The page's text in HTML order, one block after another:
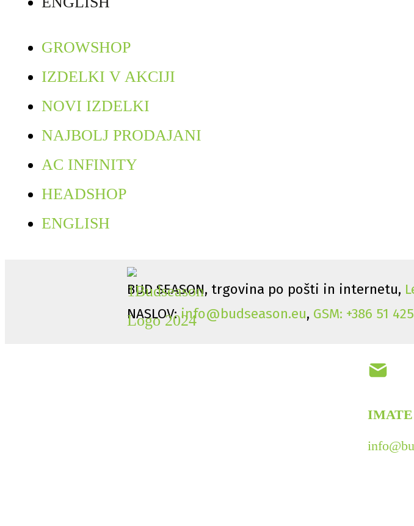
GROWSHOP
IZDELKI V AKCIJI
NOVI IZDELKI
NAJBOLJ PRODAJANI
AC INFINITY
HEADSHOP
ENGLISH
BUD SEASON, trgovina po pošti in internetu,
NASLOV:info@budseason.eu, GSM: +386 51
IMATE